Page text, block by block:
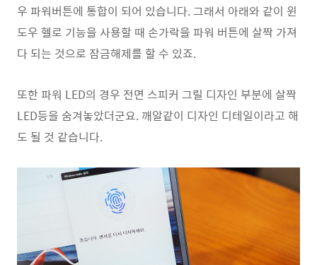
우 파워버튼에 통합이 되어 있습니다. 그래서 아래와 같이 윈
도우 헬로 기능을 사용할 때 손가락을 파워 버튼에 살짝 가져
다 되는 것으로 잠금해제를 할 수 있죠.
또한 파워 LED의 경우 전면 스피커 그릴 디자인 부분에 살짝
LED등을 숨겨놓았더군요. 깨알같이 디자인 디테일이라고 해
도 될 것 같습니다.